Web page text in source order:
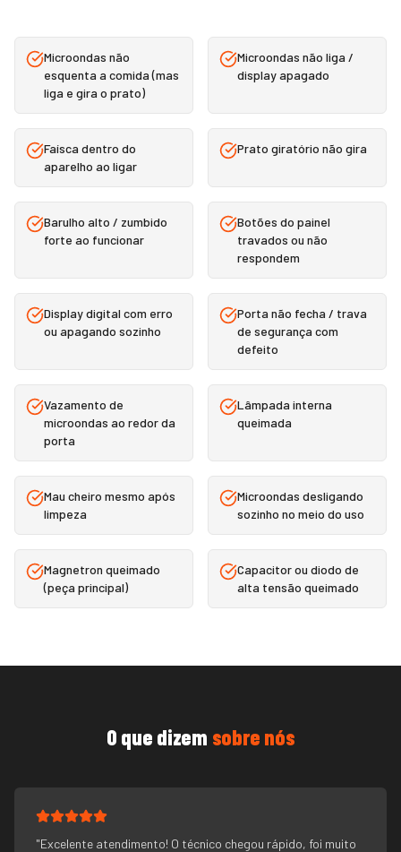
Microondas não
esquenta a comida (mas
liga e gira o prato)
Microondas não liga /
display apagado
Faísca dentro do
aparelho ao ligar
Prato giratório não gira
Barulho alto / zumbido
forte ao funcionar
Botões do painel
travados ou não
respondem
Display digital com erro
ou apagando sozinho
Porta não fecha / trava
de segurança com
defeito
Vazamento de
microondas ao redor da
porta
Lâmpada interna
queimada
Mau cheiro mesmo após
limpeza
Microondas desligando
sozinho no meio do uso
Magnetron queimado
(peça principal)
Capacitor ou diodo de
alta tensão queimado
O que dizem sobre nós
"Excelente atendimento! O técnico chegou rápido, foi muito